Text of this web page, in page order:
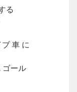
る
車 に
ゴール